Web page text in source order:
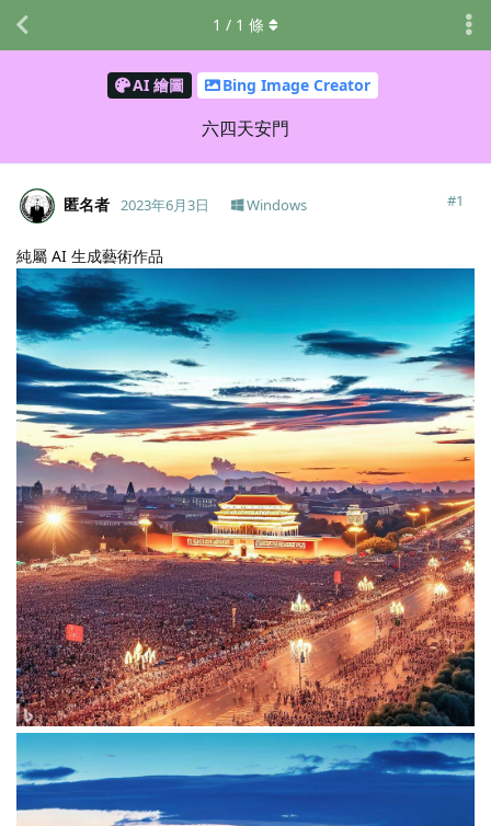
AI 繪圖 Bing Image Creator
六四天安門
1 / 1 條
匿名者 2023年6月3日 #1
Windows
純屬 AI 生成藝術作品